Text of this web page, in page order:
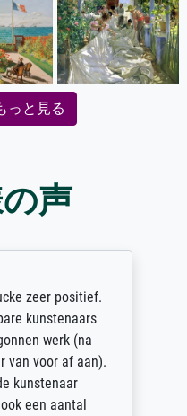
っと見る
声
zeer positief.
kunstenaars
werk (na
van voor af aan).
kunstenaar
een aantal